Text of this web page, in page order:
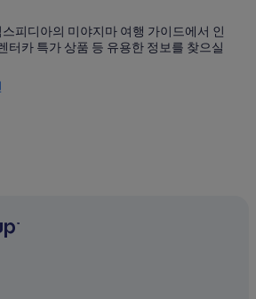
카이치 역의 개인 별장
마구치 역 근처 호텔
텔
의 게스트하우스
텔
피디아의 미야지마 여행 가이드에서 인
터카 특가 상품 등 유용한 정보를 찾으실